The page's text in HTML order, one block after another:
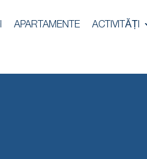
APARTAMENTE ACTIVITĂȚI